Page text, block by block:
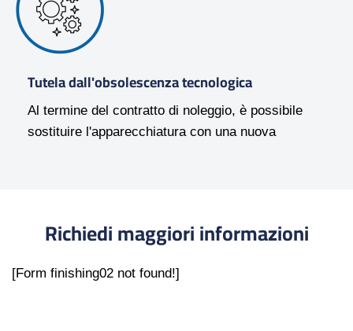
Tutela dall'obsolescenza tecnologica
Al termine del contratto di noleggio, è possibile
sostituire l'apparecchiatura con una nuova
Richiedi maggiori informazioni
[Form finishing02 not found!]